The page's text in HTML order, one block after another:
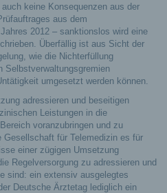
keine Konsequenzen aus der
aus dem
2012 – sanktionslos wird eine
Überfällig ist aus Sicht der
wie die Nichterfüllung
Selbstverwaltungsgremien
umgesetzt werden können.
adressieren und beseitigen
Leistungen in die
voranzubringen und zu
Gesellschaft für Telemedizin es für
einer zügigen Umsetzung
Regelversorgung zu adressieren und
sind: ein extensiv ausgelegtes
Deutsche Ärztetag lediglich ein